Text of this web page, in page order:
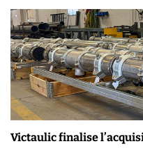
a
t
i
o
n
d
Victaulic finalise